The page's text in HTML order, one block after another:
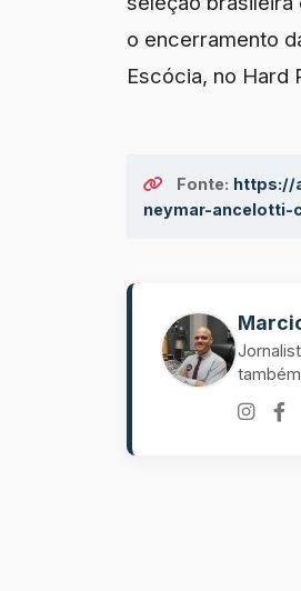
o encerramento
Escócia, no Hard
Fonte: https://
neymar-ancelotti-